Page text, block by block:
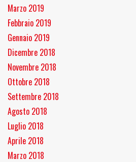
Marzo 2019
Febbraio 2019
Gennaio 2019
Dicembre 2018
Novembre 2018
Ottobre 2018
Settembre 2018
Agosto 2018
Luglio 2018
Aprile 2018
Marzo 2018